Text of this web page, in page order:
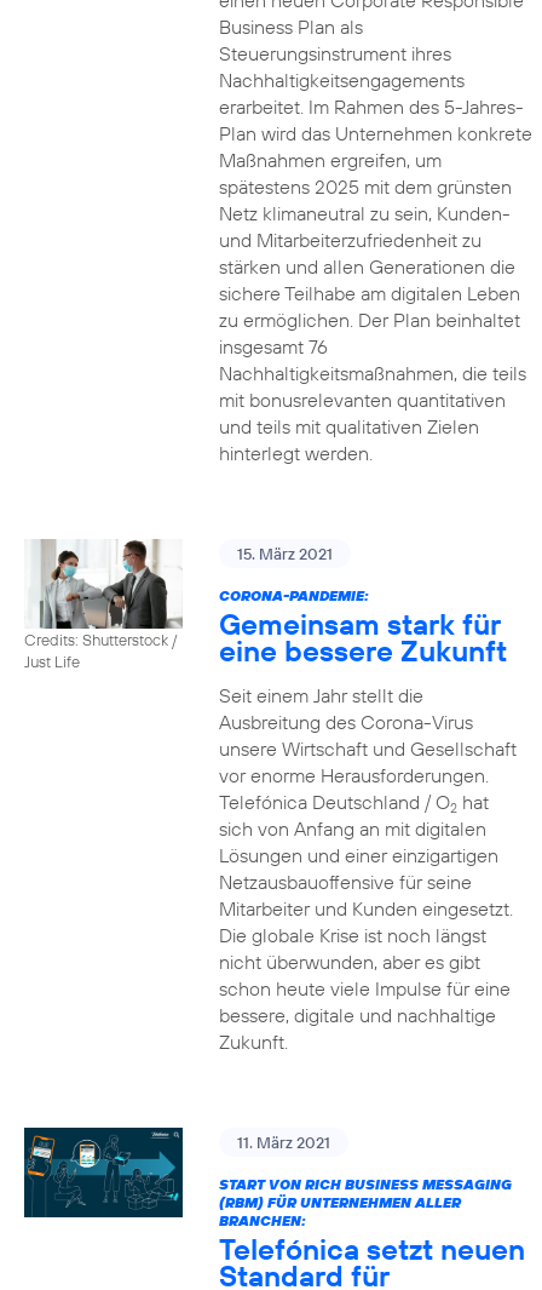
Business Plan als
Steuerungsinstrument ihres
Nachhaltigkeitsengagements
erarbeitet. Im Rahmen des 5-Jahres-
Plan wird das Unternehmen konkrete
Maßnahmen ergreifen, um
spätestens 2025 mit dem grünsten
Netz klimaneutral zu sein, Kunden-
und Mitarbeiterzufriedenheit zu
stärken und allen Generationen die
sichere Teilhabe am digitalen Leben
zu ermöglichen. Der Plan beinhaltet
insgesamt 76
Nachhaltigkeitsmaßnahmen, die teils
mit bonusrelevanten quantitativen
und teils mit qualitativen Zielen
hinterlegt werden.
Credits: Shutterstock /
Just Life
15. März 2021
CORONA-PANDEMIE:
Gemeinsam stark für
eine bessere Zukunft
Seit einem Jahr stellt die
Ausbreitung des Corona-Virus
unsere Wirtschaft und Gesellschaft
vor enorme Herausforderungen.
Telefónica Deutschland / O2hat
sich von Anfang an mit digitalen
Lösungen und einer einzigartigen
Netzausbauoffensive für seine
Mitarbeiter und Kunden eingesetzt.
Die globale Krise ist noch längst
nicht überwunden, aber es gibt
schon heute viele Impulse für eine
bessere, digitale und nachhaltige
Zukunft.
11. März 2021
START VON RICH BUSINESS MESSAGING
(RBM) FÜR UNTERNEHMEN ALLER
BRANCHEN:
Telefónica setzt neuen
Standard für